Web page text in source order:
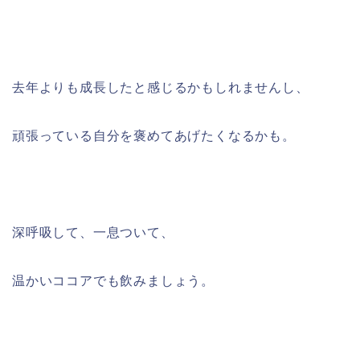
去年よりも成長したと感じるかもしれませんし、
頑張っている自分を褒めてあげたくなるかも。
深呼吸して、一息ついて、
温かいココアでも飲みましょう。